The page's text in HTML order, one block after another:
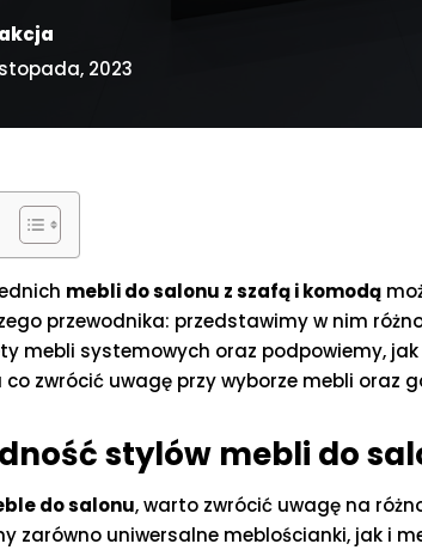
2023
mebli do salonu z szafą i komodą
przewodnika: przedstawimy w nim
mebli systemowych oraz podpowiemy,
co zwrócić uwagę przy wyborze mebli
stylów mebli do
do salonu, warto zwrócić uwagę na
zarówno uniwersalne meblościanki, jak i